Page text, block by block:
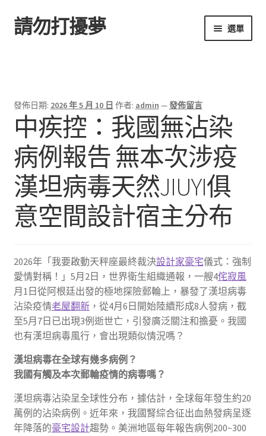
跳
至
跳
至
請勿打擾夢 選單
發佈日期: 2026 年 5 月 10 日 作者: admin —發佈留言
中疾控：我國無沾染
病例報告 無本次涉疫
漢坦病毒天然JIUYI俱
意空間設計宿主分布
2026年「我要啟動天秤座最終裁決設計家豪宅儀式：強制
愛情對稱！」5月2日，世界衛生組織通報，一艘4侘寂風
月1日從阿根廷出發的極地探險郵輪上，暴發了漢坦病毒
沾染疫情老屋翻新，從4月6日開始陸續形成8人發病，截
至5月7日已出現3例逝世亡，引發廣泛關注和擔憂。我國
也有漢坦病毒風行，會出現類似情況嗎？
漢坦病毒在全球有幾多病例？
我國有觸及本次郵輪疫情的病毒嗎？
漢坦病毒沾染呈全球性分布，據估計，全球每年發生約20
萬例的沾染病例。近年來，我國腎綜合征出血熱發病呈逐
年降落的豪宅設計趨勢。美洲地區每年報告病例200~300